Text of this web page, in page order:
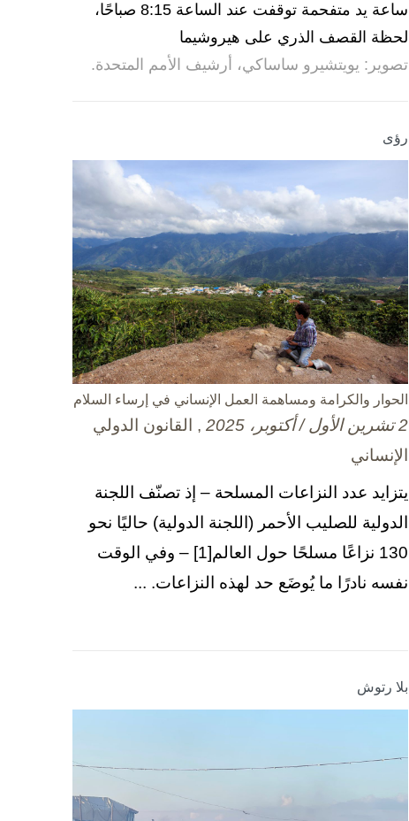
ساعة يد متفحمة توقفت عند الساعة 8:15 صباحًا،
لحظة القصف الذري على هيروشيما
تصوير: يويتشيرو ساساكي، أرشيف الأمم المتحدة.
رؤى
الحوار والكرامة ومساهمة العمل الإنساني في إرساء السلام
2 تشرين الأول / أكتوبر، 2025
, القانون الدولي
الإنساني
يتزايد عدد النزاعات المسلحة – إذ تصنّف اللجنة
الدولية للصليب الأحمر (اللجنة الدولية) حاليًا نحو
130 نزاعًا مسلحًا حول العالم[1] – وفي الوقت
نفسه نادرًا ما يُوضَع حد لهذه النزاعات. ...
بلا رتوش